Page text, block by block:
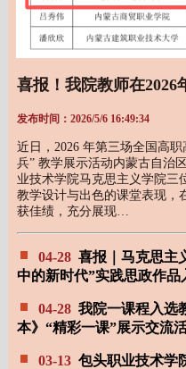
发布时间：2026/5/6 16:49:34
近日，2026 年第三场全国高
兵” 教学展示活动内蒙古自治
业技术学院马克思主义学院三
教学设计与出色的课堂表现，
获佳绩，充分展现…
04-28喜报｜马克思主
中的新时代”实践思政作
04-28我院一课程入选
本》“精彩一课”展示交流
03-13包头职业技术学